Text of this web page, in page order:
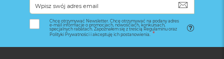
Chcę otrzymywać Newsletter. Chcę otrzymywać na podany adres
e-mail informacje o promocjach, nowościach, konkursach,
specjalnych rabatach. Zapoznałem się z treścią Regulaminu oraz
Polityki Prywatności i akceptuję ich postanowienia.